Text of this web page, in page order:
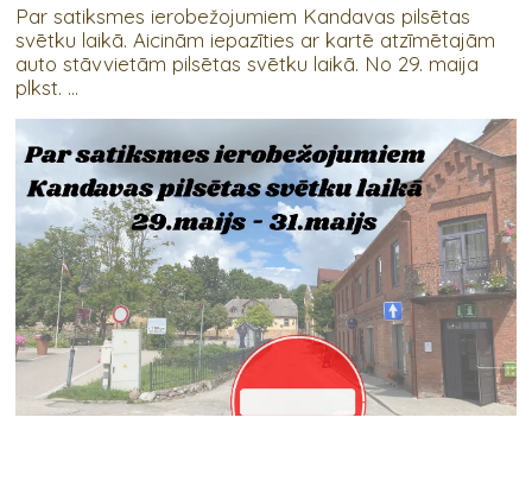
Par satiksmes ierobežojumiem Kandavas pilsētas
svētku laikā. Aicinām iepazīties ar kartē atzīmētajām
auto stāvvietām pilsētas svētku laikā. No 29. maija
plkst. ...